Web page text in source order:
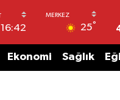
16:42 25°
Ekonomi Sağlık